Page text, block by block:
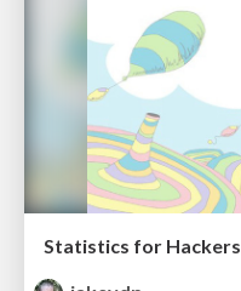
Statistics for Hackers